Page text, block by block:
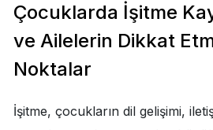
Çocuklarda İşitme
ve Ailelerin Dikkat
Noktalar
İşitme, çocukların dil gelişimi,